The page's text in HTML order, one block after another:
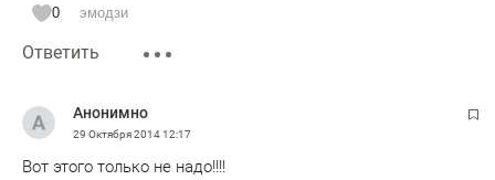
0 эмодзи
Ответить
Анонимно
29 Октября 201412:17
Вот этого только не надо!!!!